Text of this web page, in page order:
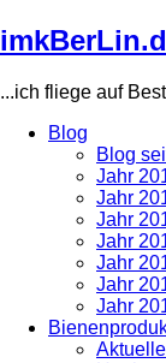
Direkt
zum
...ich fliege auf
navigation
Blog
Blog
Jahr
Jahr
Jahr
Jahr
Jahr
Jahr
Jahr